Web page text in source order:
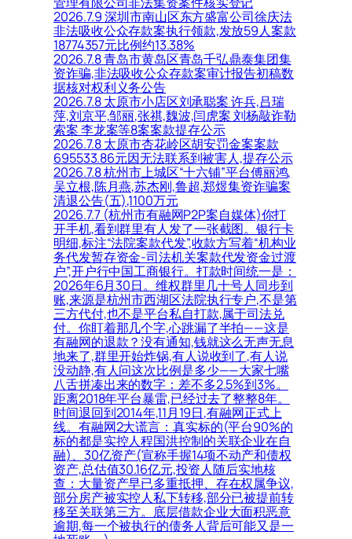
2026.7.9 深圳市南山区东方盛富公司徐庆法
非法吸收公众存款案执行领款,发放59人案款
18774357元比例约13.38%
2026.7.8 青岛市黄岛区青岛千弘鼎泰集团集
资诈骗,非法吸收公众存款案审计报告初稿数
据核对权利义务公告
2026.7.8 太原市小店区刘承聪案 许兵,吕瑞
萍,刘京平,邹丽,张祺,魏波,闫虎案 刘杨敲诈勒
索案 李龙案等8案案款提存公示
2026.7.8 太原市杏花岭区胡安罚金案案款
695533.86元因无法联系到被害人,提存公示
2026.7.8 杭州市上城区“十六铺”平台傅丽鸿,
吴立根,陈月燕,苏杰刚,鲁超,郑煜集资诈骗案
清退公告(五),1100万元
2026.7.7 (杭州市有融网P2P案自媒体)你打
开手机,看到群里有人发了一张截图。银行卡
明细,标注“法院案款代发”,收款方写着“机构业
务代发暂存资金-司法机关案款代发资金过渡
户”,开户行中国工商银行。打款时间统一是：
2026年6月30日。维权群里几十号人同步到
账,来源是杭州市西湖区法院执行专户,不是第
三方代付,也不是平台私自打款,属于司法兑
付。你盯着那几个字,心跳漏了半拍——这是
有融网的退款？没有通知,钱就这么无声无息
地来了,群里开始炸锅,有人说收到了,有人说
没动静,有人问这次比例是多少——大家七嘴
八舌拼凑出来的数字：差不多2.5%到3%。
距离2018年平台暴雷,已经过去了整整8年。
时间退回到2014年,11月19日,有融网正式上
线。有融网2大谎言：真实标的(平台90%的
标的都是实控人程国洪控制的关联企业在自
融)、30亿资产(宣称手握14项不动产和债权
资产,总估值30.16亿元,投资人随后实地核
查：大量资产早已多重抵押、存在权属争议,
部分房产被实控人私下转移,部分已被提前转
移至关联第三方。底层借款企业大面积恶意
逾期,每一个被执行的债务人背后可能又是一